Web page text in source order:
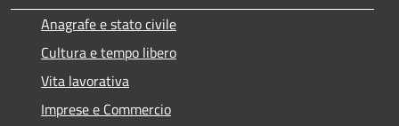
Anagrafe e stato civile
Cultura e tempo libero
Vita lavorativa
Imprese e Commercio